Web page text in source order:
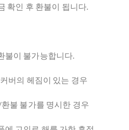
확인 후 환불이 됩니다.
불이 불가능합니다.
버의 헤짐이 있는 경우
불 불가를 명시한 경우